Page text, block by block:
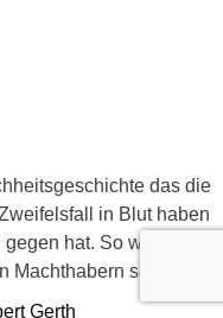
das die
in Blut haben
hat. So wird es
Machthabern sein.
Gerth